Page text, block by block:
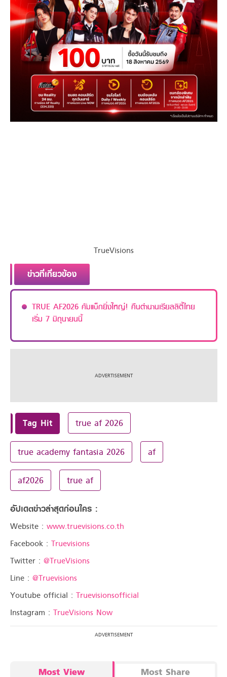
TrueVisions
ข่าวที่เกี่ยวข้อง
TRUE AF2026 คัมแบ็กยิ่งใหญ่! คืนตำนานเรียลลิตี้ไทย
เริ่ม 7 มิถุนายนนี้
Tag Hit true af 2026
true academy fantasia 2026 af
af2026 true af
อัปเดตข่าวล่าสุดก่อนใคร :
Website : www.truevisions.co.th
Facebook : Truevisions
Twitter : @TrueVisions
Line : @Truevisions
Youtube official : Truevisionsofficial
Instagram : TrueVisions Now
Most View Most Share